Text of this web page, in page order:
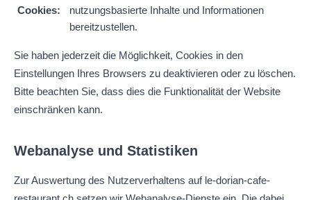
Cookies:
nutzungsbasierte Inhalte und Informationen
bereitzustellen.
Sie haben jederzeit die Möglichkeit, Cookies in den
Einstellungen Ihres Browsers zu deaktivieren oder zu löschen.
Bitte beachten Sie, dass dies die Funktionalität der Website
einschränken kann.
Webanalyse und Statistiken
Zur Auswertung des Nutzerverhaltens auf le-dorian-cafe-